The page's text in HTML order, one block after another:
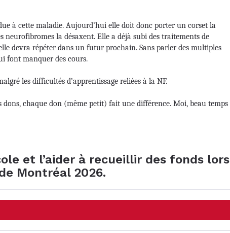
à cette maladie. Aujourd’hui elle doit donc porter un corset la
la désaxent. Elle a déjà subi des traitements de
devra répéter dans un futur prochain. Sans parler des multiples
font manquer des cours.
les difficultés d’apprentissage reliées à la NF.
chaque don (même petit) fait une différence. Moi, beau temps
et l’aider à recueillir des fonds lors
Montréal 2026.